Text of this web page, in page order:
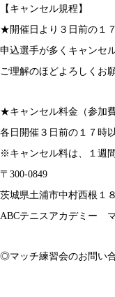
【キャンセル規程】
★開催日より３日前の１
申込選手が多くキャンセ
ご理解のほどよろしくお
★キャンセル料金（参加
各日開催３日前の１７時
※キャンセル料は、１週
〒300-0849
茨城県土浦市中村西根１
ABCテニスアカデミー
◎マッチ練習会のお問い